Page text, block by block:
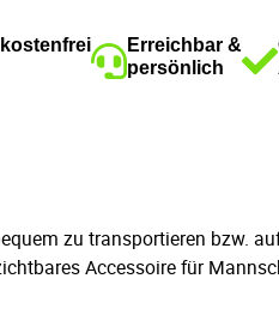
Erreichbar &
persönlich
zu transportieren bzw.
Accessoire für